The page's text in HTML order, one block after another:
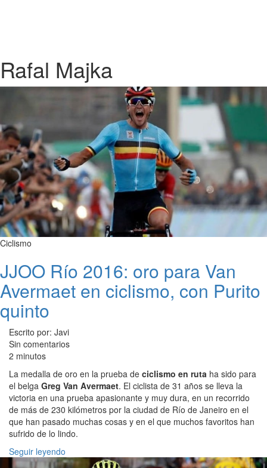
Rafal Majka
Ciclismo
JJOO Río 2016: oro para Van
Avermaet en ciclismo, con Purito
quinto
Escrito por: Javi
Sin comentarios
2 minutos
La medalla de oro en la prueba de ciclismo en ruta ha sido para
el belga Greg Van Avermaet. El ciclista de 31 años se lleva la
victoria en una prueba apasionante y muy dura, en un recorrido
de más de 230 kilómetros por la ciudad de Río de Janeiro en el
que han pasado muchas cosas y en el que muchos favoritos han
sufrido de lo lindo.
Seguir leyendo